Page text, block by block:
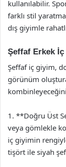
kullanılabilir.
farklı stil
dış giyimle
Şeffaf Erkek
Şeffaf iç giyim,
görünüm
1. **Doğru Üst
veya gömlekle
iç giyimin
tişört ile siyah